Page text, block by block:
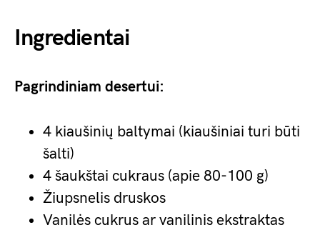
Ingredientai
Pagrindiniam desertui:
4 kiaušinių baltymai (kiaušiniai turi būti
šalti)
4 šaukštai cukraus (apie 80-100 g)
Žiupsnelis druskos
Vanilės cukrus ar vanilinis ekstraktas